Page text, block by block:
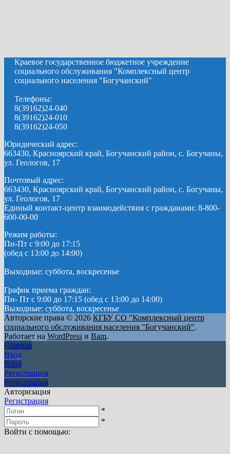
Краевое государственное бюджетное учреждение
социального обслуживания "Комплексный центр
социального населения "Богучанский"
Телефоны:
8(39162)24-040
8(39162)24-010
8(39162)24-050
Юридический адрес:
663430, Красноярский край, Богучанский район, с. Богучаны,
ул. Геологов, 17
Почтовый адрес:
663430, Красноярский край, Богучанский район, с. Богучаны,
ул. Геологов, 17
Единый контакт-центр взаимодействия с гражданами: 8-800-
600-00-00
Режим работы:
Пн-Пт с 9:00 до 17:15
(обед с 13:00 до 14:00)
Выходные: суббота, воскресенье
График приема граждан:
Пн- Пт с 9:00 до 17:15 (обед с 13:00 до 14:00)
Выходные: суббота, воскресенье
Авторские права © 2026 КГБУ СО "Комплексный центр
социального обслуживания населения "Богучанский".
Работает на WordPress и Bam.
Главная
Вход
Вход
Регистрация
Регистрация
Авторизация
Регистрация
*
*
Войти с помощью: